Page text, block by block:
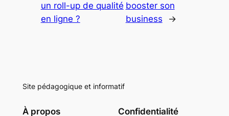
un roll-up de qualité
en ligne ?
booster son
business
→
Site pédagogique et informatif
À propos Confidentialité